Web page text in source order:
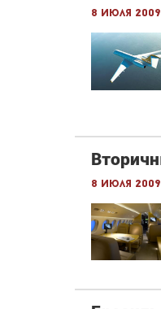
8 июля 2009
8 июля 2009